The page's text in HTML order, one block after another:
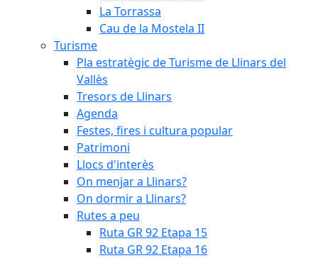
La Torrassa
Cau de la Mostela II
Turisme
Pla estratègic de Turisme de Llinars del
Vallès
Tresors de Llinars
Agenda
Festes, fires i cultura popular
Patrimoni
Llocs d'interès
On menjar a Llinars?
On dormir a Llinars?
Rutes a peu
Ruta GR 92 Etapa 15
Ruta GR 92 Etapa 16